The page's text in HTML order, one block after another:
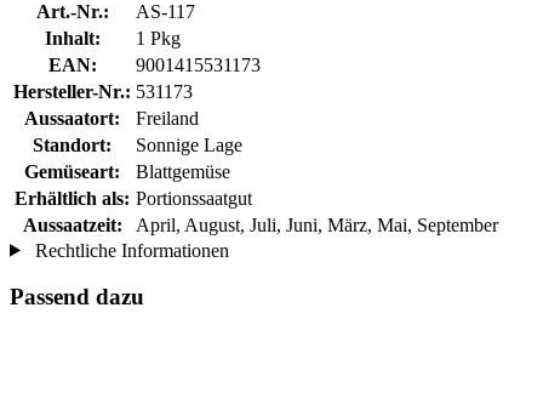
Art.-Nr.:
AS-117
Inhalt:
1 Pkg
EAN:
9001415531173
Hersteller-Nr.: 531173
Aussaatort:
Freiland
Standort:
Sonnige Lage
Gemüseart:
Blattgemüse
Erhältlich als: Portionssaatgut
Aussaatzeit:
April, August, Juli, Juni, März, Mai, September
Rechtliche Informationen
Passend dazu